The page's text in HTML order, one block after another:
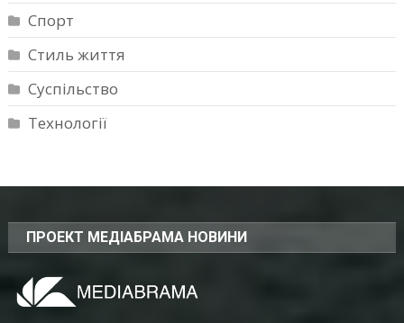
Спорт
Стиль життя
Суспільство
Технології
ПРОЕКТ МЕДІАБРАМА НОВИНИ